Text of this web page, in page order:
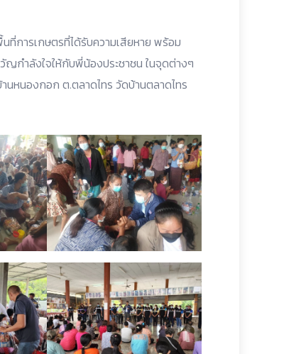
การเกษตรที่ได้รับความเสียหาย พร้อม
ญกำลังใจให้กับพี่น้องประชาชน ในจุดต่างๆ
นหนองกอก ต.ตลาดไทร วัดบ้านตลาดไทร